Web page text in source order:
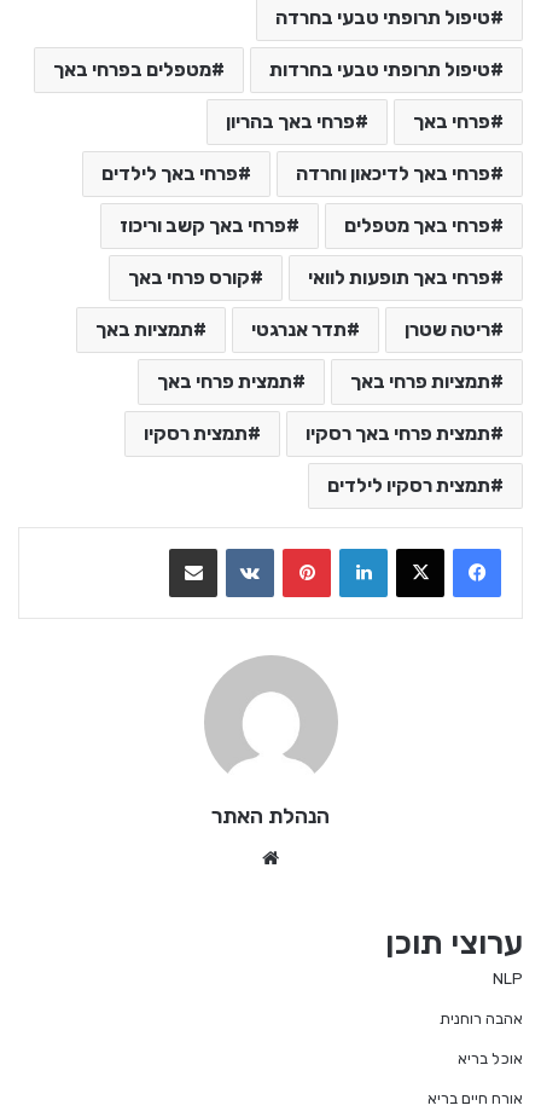
טיפול תרופתי טבעי בחרדה
טיפול תרופתי טבעי בחרדות מטפלים בפרחי באך
פרחי באך פרחי באך בהריון
פרחי באך לדיכאון וחרדה פרחי באך לילדים
פרחי באך מטפלים פרחי באך קשב וריכוז
פרחי באך תופעות לוואי קורס פרחי באך
ריטה שטרן תדר אנרגטי תמציות באך
תמציות פרחי באך תמצית פרחי באך
תמצית פרחי באך רסקיו תמצית רסקיו
תמצית רסקיו לילדים
LinkedIn
VKontakte
הנהלת האתר
ערוצי תוכן
NLP
אהבה רוחנית
אוכל בריא
אורח חיים בריא